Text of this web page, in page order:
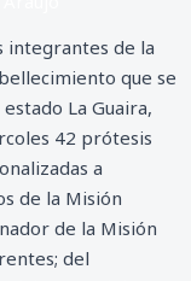
integrantes de la
que se
La Guaira,
42 prótesis
a
de la Misión
de la Misión
del